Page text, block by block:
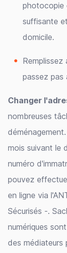
photocopie
suffisante
domicile.
passez pas
Changer
nombreuses
mois suivant le
numéro
pouvez
en ligne via
Sécurisés -.
numériques
des médiateurs